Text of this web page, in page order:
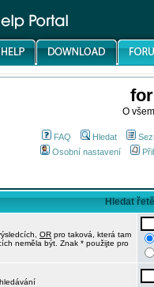
O
FAQ Hledat
Osobní nastavení
Hledat
OR pro taková, která tam
neměla být. Znak * použijte pro